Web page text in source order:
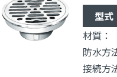
型式
材質：
防水方
接続方